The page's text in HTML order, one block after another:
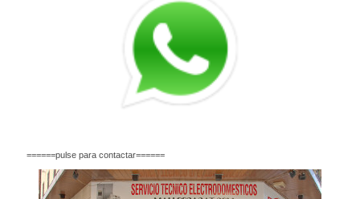
======pulse para contactar======